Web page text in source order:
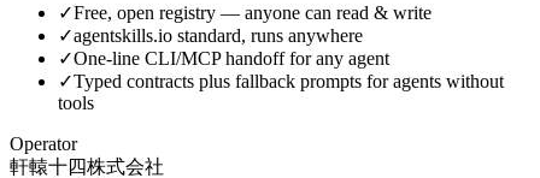
✓Free, open registry — anyone can read & write
✓agentskills.io standard, runs anywhere
✓One-line CLI/MCP handoff for any agent
✓Typed contracts plus fallback prompts for agents without
tools
Operator
軒轅十四株式会社